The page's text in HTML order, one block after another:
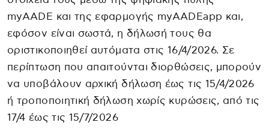
myAADE και της εφαρμογής myAADEapp και,
εφόσον είναι σωστά, η δήλωσή τους θα
οριστικοποιηθεί αυτόματα στις 16/4/2026. Σε
περίπτωση που απαιτούνται διορθώσεις, μπορούν
να υποβάλουν αρχική δήλωση έως τις 15/4/2026
ή τροποποιητική δήλωση χωρίς κυρώσεις, από τις
17/4 έως τις 15/7/2026